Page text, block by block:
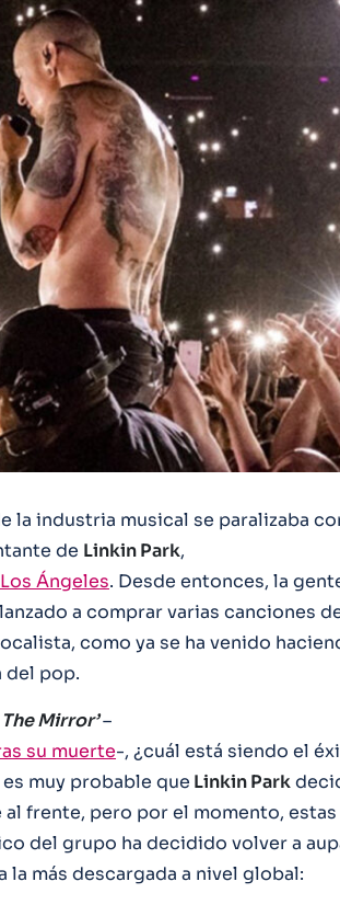
la industria musical se paralizaba
de Linkin Park,
Ángeles. Desde entonces, la
a comprar varias canciones
como ya se ha venido
del pop.
The Mirror’–
su muerte-, ¿cuál está siendo el
muy probable que Linkin Park
frente, pero por el momento, estas
del grupo ha decidido volver a
la más descargada a nivel global: